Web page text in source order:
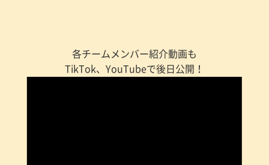
各チームメンバー紹介動画も
TikTok、YouTubeで後日公開！